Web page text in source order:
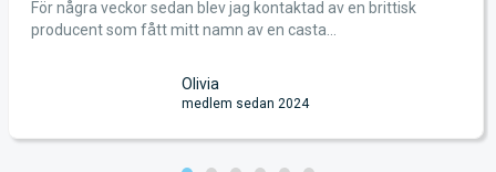
För några veckor sedan blev jag kontaktad av en brittisk
producent som fått mitt namn av en casta...
Olivia
medlem sedan 2024